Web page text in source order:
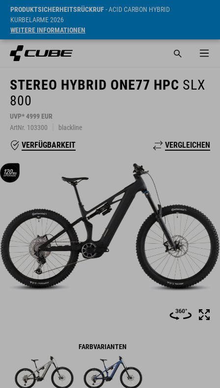
PRODUKTSICHERHEITSRÜCKRUF- ACID CARBON HYBRID
KURBELARME 2026
WEITERE INFORMATIONEN
STEREO HYBRID ONE77 HPC SLX
800
UVP* 4999 EUR
ArtNr. 103300
blackline
VERFÜGBARKEIT VERGLEICHEN
FARBVARIANTEN